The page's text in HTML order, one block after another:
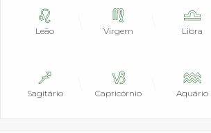
Leão Virgem Libra
Sagitário Capricórnio Aquário